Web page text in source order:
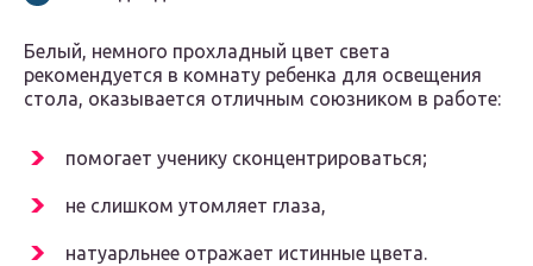
Белый, немного прохладный цвет света
рекомендуется в комнату ребенка для освещения
стола, оказывается отличным союзником в работе:
помогает ученику сконцентрироваться;
не слишком утомляет глаза,
натуарльнее отражает истинные цвета.